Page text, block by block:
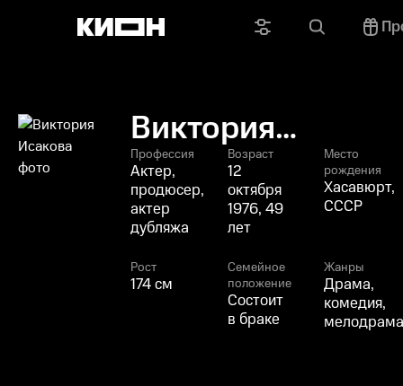
Виктория
Исакова
Профессия
Актер,
продюсер,
актер
дубляжа
Возраст
12
октября
1976, 49
лет
Место
рождения
Хасавюрт,
СССР
Рост
174 см
Семейное
положение
Состоит
в браке
Жанры
Драма,
комедия,